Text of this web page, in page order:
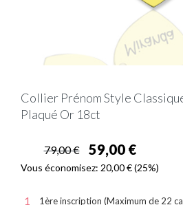
Collier Prénom Style
Plaqué Or 18ct
79,00 € 59,00 €
Vous économisez: 20,00 €(25%)
1ère inscription (Maximum de 22